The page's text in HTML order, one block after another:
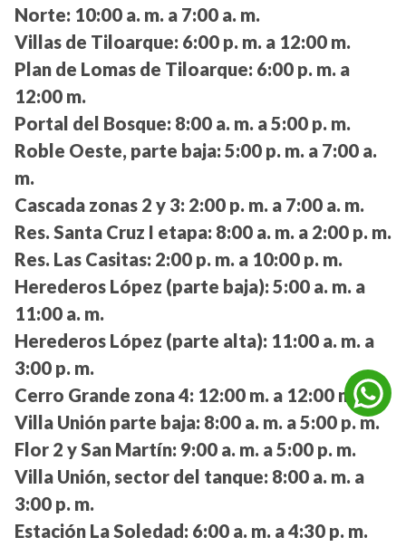
Norte: 10:00 a. m. a 7:00 a. m.
Villas de Tiloarque: 6:00 p. m. a 12:00 m.
Plan de Lomas de Tiloarque: 6:00 p. m. a
12:00 m.
Portal del Bosque: 8:00 a. m. a 5:00 p. m.
Roble Oeste, parte baja: 5:00 p. m. a 7:00 a.
m.
Cascada zonas 2 y 3: 2:00 p. m. a 7:00 a. m.
Res. Santa Cruz I etapa: 8:00 a. m. a 2:00 p. m.
Res. Las Casitas: 2:00 p. m. a 10:00 p. m.
Herederos López (parte baja): 5:00 a. m. a
11:00 a. m.
Herederos López (parte alta): 11:00 a. m. a
3:00 p. m.
Cerro Grande zona 4: 12:00 m. a 12:00 m.
Villa Unión parte baja: 8:00 a. m. a 5:00 p. m.
Flor 2 y San Martín: 9:00 a. m. a 5:00 p. m.
Villa Unión, sector del tanque: 8:00 a. m. a
3:00 p. m.
Estación La Soledad: 6:00 a. m. a 4:30 p. m.